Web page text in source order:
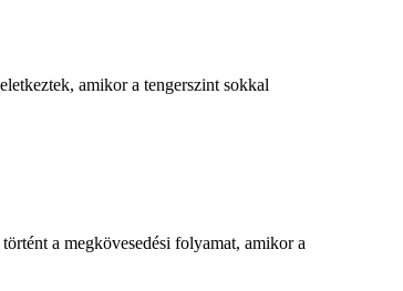
amikor a tengerszint sokkal
a megkövesedési folyamat, amikor a